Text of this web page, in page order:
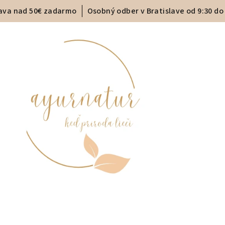
nad 50€ zadarmo Osobný odber v Bratislave od 9:30 do